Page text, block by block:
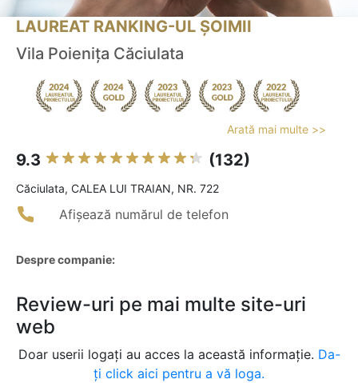
LAUREAT RANKING-UL ȘOIMII
Vila Poienița Căciulata
Arată mai multe >>
9.3 (132)
Căciulata, CALEA LUI TRAIAN, NR. 722
Afișează numărul de telefon
Despre companie:
Review-uri pe mai multe site-uri
web
Doar userii logați au acces la această informație. Da-
ți click aici pentru a vă loga.